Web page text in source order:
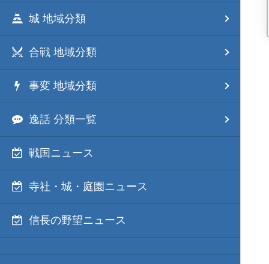
城 地域分類
合戦 地域分類
事変 地域分類
逸話 分類一覧
戦国ニュース
寺社・城・庭園ニュース
信長の野望ニュース